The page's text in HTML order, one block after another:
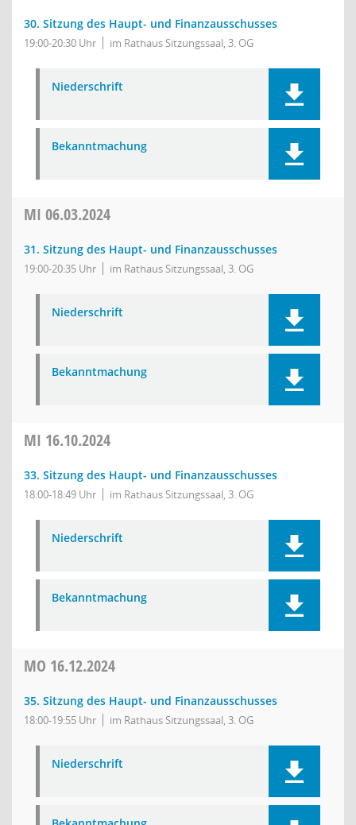
30. Sitzung des Haupt- und Finanzausschusses
19:00-20:30 Uhr im Rathaus Sitzungssaal, 3. OG
Niederschrift
Bekanntmachung
MI 06.03.2024
31. Sitzung des Haupt- und Finanzausschusses
19:00-20:35 Uhr im Rathaus Sitzungssaal, 3. OG
Niederschrift
Bekanntmachung
MI 16.10.2024
33. Sitzung des Haupt- und Finanzausschusses
18:00-18:49 Uhr im Rathaus Sitzungssaal, 3. OG
Niederschrift
Bekanntmachung
MO 16.12.2024
35. Sitzung des Haupt- und Finanzausschusses
18:00-19:55 Uhr im Rathaus Sitzungssaal, 3. OG
Niederschrift